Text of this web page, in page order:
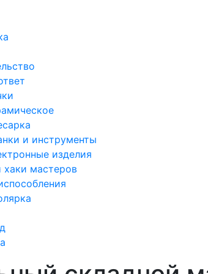
и инструменты
изделия
хаки мастеров